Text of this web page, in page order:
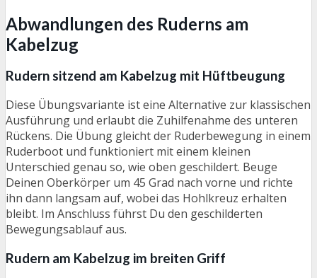
Abwandlungen des Ruderns am
Kabelzug
Rudern sitzend am Kabelzug mit Hüftbeugung
Diese Übungsvariante ist eine Alternative zur klassischen
Ausführung und erlaubt die Zuhilfenahme des unteren
Rückens. Die Übung gleicht der Ruderbewegung in einem
Ruderboot und funktioniert mit einem kleinen
Unterschied genau so, wie oben geschildert. Beuge
Deinen Oberkörper um 45 Grad nach vorne und richte
ihn dann langsam auf, wobei das Hohlkreuz erhalten
bleibt. Im Anschluss führst Du den geschilderten
Bewegungsablauf aus.
Rudern am Kabelzug im breiten Griff